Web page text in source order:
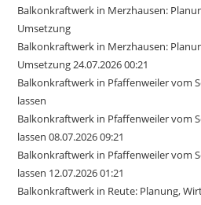
Balkonkraftwerk in Merzhausen:
Umsetzung
Balkonkraftwerk in Merzhausen:
Umsetzung 24.07.2026 00:21
Balkonkraftwerk in Pfaffenweiler vom
lassen
Balkonkraftwerk in Pfaffenweiler vom
lassen 08.07.2026 09:21
Balkonkraftwerk in Pfaffenweiler vom
lassen 12.07.2026 01:21
Balkonkraftwerk in Reute: Planung,